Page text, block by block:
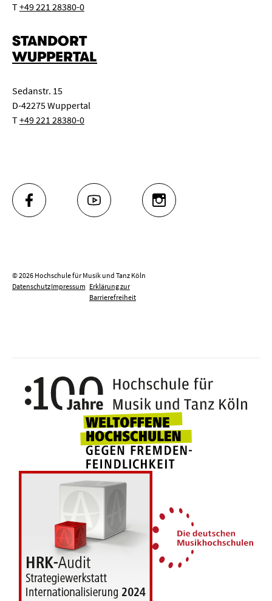
T+49 221 28380-0
STANDORT
WUPPERTAL
Sedanstr. 15
D-42275 Wuppertal
T+49 221 28380-0
FACEBOOK YOUTUBE INSTAGRAM
© 2026 Hochschule für Musik und Tanz Köln
DatenschutzImpressum Erklärung zur
Barrierefreiheit